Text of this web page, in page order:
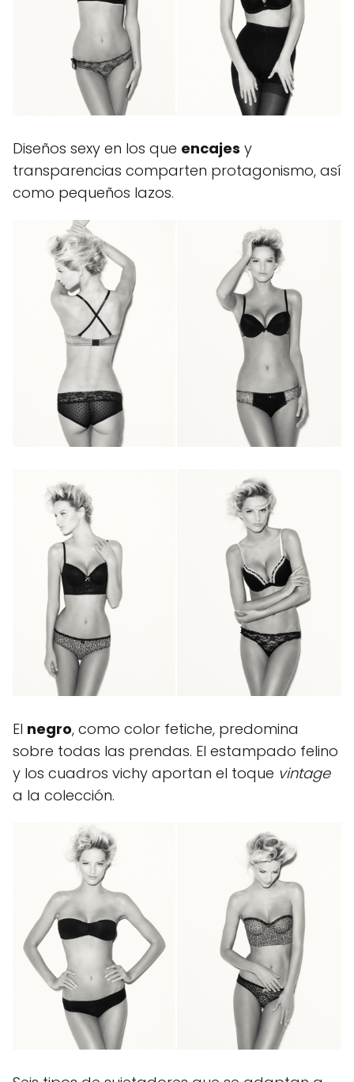
Diseños sexy en los que encajes y
transparencias comparten protagonismo, así
como pequeños lazos.
El negro, como color fetiche, predomina
sobre todas las prendas. El estampado felino
y los cuadros vichy aportan el toque vintage
a la colección.